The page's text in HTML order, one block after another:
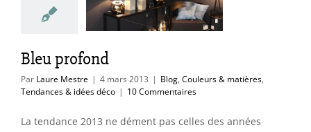
& matières
& idées déco
Bleu profond
Par Laure Mestre | 4 mars 2013 | Blog, Couleurs & matières,
Tendances & idées déco | 10 Commentaires
La tendance 2013 ne dément pas celles des années